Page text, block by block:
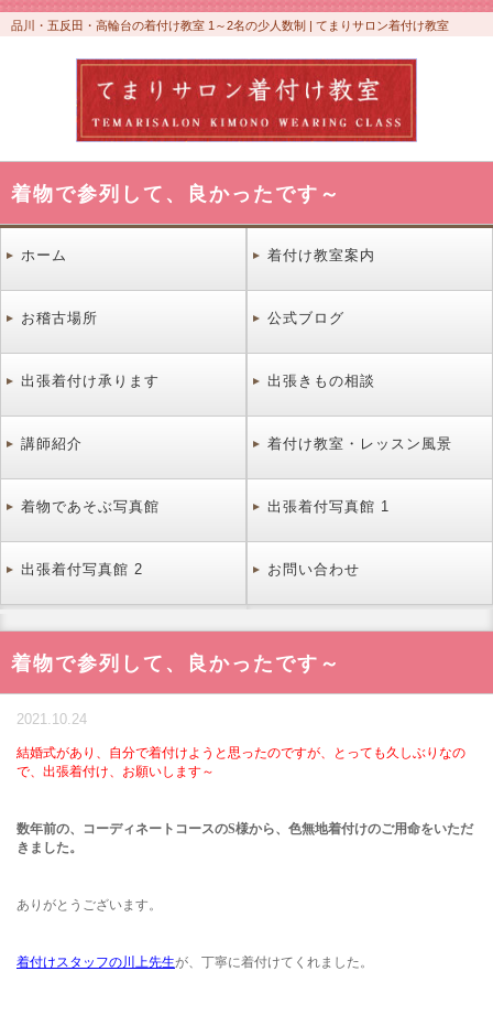
品川・五反田・高輪台の着付け教室 1～2名の少人数制 | てまりサロン着付け教室
着物で参列して、良かったです～
ホーム 着付け教室案内
お稽古場所 公式ブログ
出張着付け承ります 出張きもの相談
講師紹介 着付け教室・レッスン風景
着物であそぶ写真館 出張着付写真館 1
出張着付写真館 2 お問い合わせ
着物で参列して、良かったです～
2021.10.24
結婚式があり、自分で着付けようと思ったのですが、とっても久しぶりなの
で、出張着付け、お願いします～
数年前の、コーディネートコースのS様から、色無地着付けのご用命をいただ
きました。
ありがとうございます。
着付けスタッフの川上先生が、丁寧に着付けてくれました。